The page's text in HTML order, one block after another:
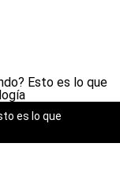
es lo que